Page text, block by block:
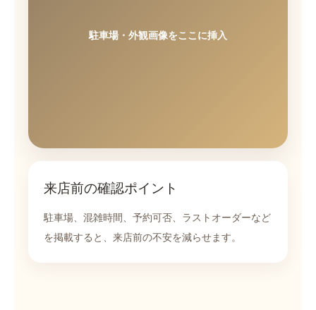
駐車場・外観画像をここに挿入
来店前の確認ポイント
駐車場、混雑時間、予約可否、ラストオーダーなど
を掲載すると、来店前の不安を減らせます。